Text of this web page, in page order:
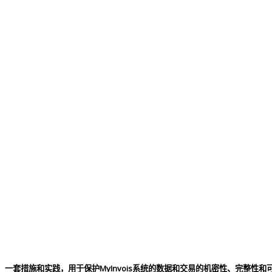
一套措施和实践，用于保护MyInvois系统的数据和交易的机密性、完整性和